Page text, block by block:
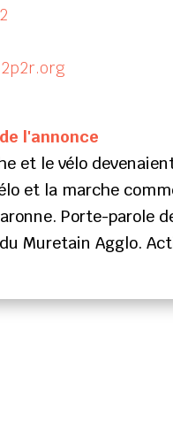
l'annonce
et le vélo
et la marche
Porte-parole
Muretain Agglo.